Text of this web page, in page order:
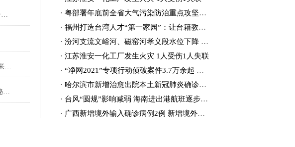
【天天新要闻】2023年江苏省美术类综合分一分一档表
全球今亮点！采样率和采样点数的关系_采样率
逆水寒手游东东的秘密奇遇攻略 东东的秘密奇遇任务触发位置分享[多图]
· 粤部署年底前全省大气污染防治重点攻坚工作
· 福州打造台湾人才“第一家园”：让台籍教师“来得了、留得下”
· 汾河支流文峪河、磁窑河孝义段水位下降 正在推进决口封堵
· 江苏淮安一化工厂发生火灾 1人受伤1人失联
· “净网2021”专项行动侦破案件3.7万余起 抓获嫌犯8万余人
· 哈尔滨市新增治愈出院本土新冠肺炎确诊病例4例
· 台风“圆规”影响减弱 海南进出港航班逐步恢复
· 广西新增境外输入确诊病例2例 新增境外输入无症状感染者4例